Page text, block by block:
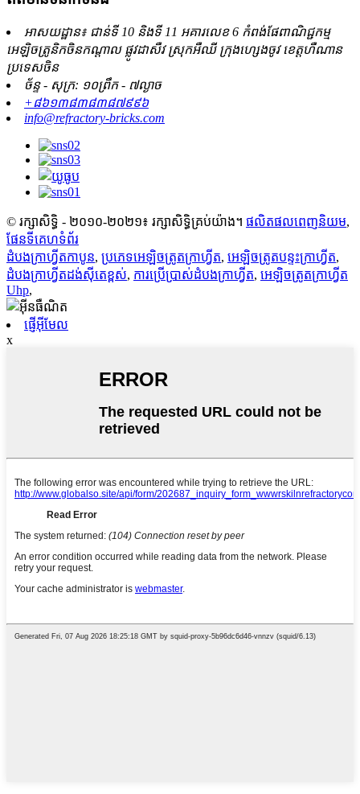
អាសយដ្ឋាន៖ ជាន់ទី 10 និងទី 11 អគារលេខ 6 កំពង់ផែពាណិជ្ជកម្ម
អេឡិចត្រូនិកចិនកណ្តាល ផ្លូវដាសឺវ ស្រុកអឺឈី ក្រុងហ្សេងចូវ ខេត្តហឺណាន
ប្រទេសចិន
ច័ន្ទ - សុក្រ: ១០ព្រឹក - ៧ល្ងាច
+៨៦១៣៨៣៨៣៨៧៩៩៦
info@refractory-bricks.com
© រក្សាសិទ្ធិ - ២០១០-២០២១៖ រក្សាសិទ្ធិគ្រប់យ៉ាង។ ផលិតផលពេញនិយម,
ផែនទីគេហទំព័រ
ដំបង​ក្រាហ្វីត​កាបូន, ប្រភេទអេឡិចត្រូតក្រាហ្វីត, អេឡិចត្រូតបន្ទះក្រាហ្វីត,
ដំបងក្រាហ្វីតដង់ស៊ីតេខ្ពស់, ការប្រើប្រាស់ដំបងក្រាហ្វីត, អេឡិចត្រូតក្រាហ្វីត
Uhp,
ផ្ញើអ៊ីមែល
x